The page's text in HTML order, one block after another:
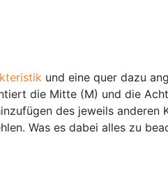
und eine quer dazu
die Mitte (M) und die
des jeweils anderen
Was es dabei alles zu